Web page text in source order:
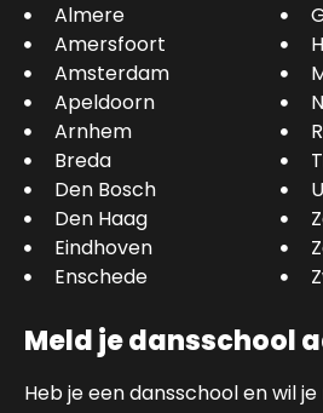
Almere
Amersfoort
Amsterdam
Apeldoorn
Arnhem
Breda
Den Bosch
Den Haag
Eindhoven
Enschede
Meld je dansschool
Heb je een dansschool en wil